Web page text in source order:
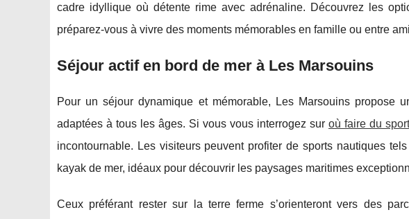
cadre idyllique où détente rime avec adrénaline. Découvrez les
préparez-vous à vivre des moments mémorables en famille ou entre
Séjour actif en bord de mer à Les Marsouins
Pour un séjour dynamique et mémorable, Les Marsouins propose
adaptées à tous les âges. Si vous vous interrogez sur où faire du
incontournable. Les visiteurs peuvent profiter de sports nautiques
kayak de mer, idéaux pour découvrir les paysages maritimes
Ceux préférant rester sur la terre ferme s’orienteront vers des